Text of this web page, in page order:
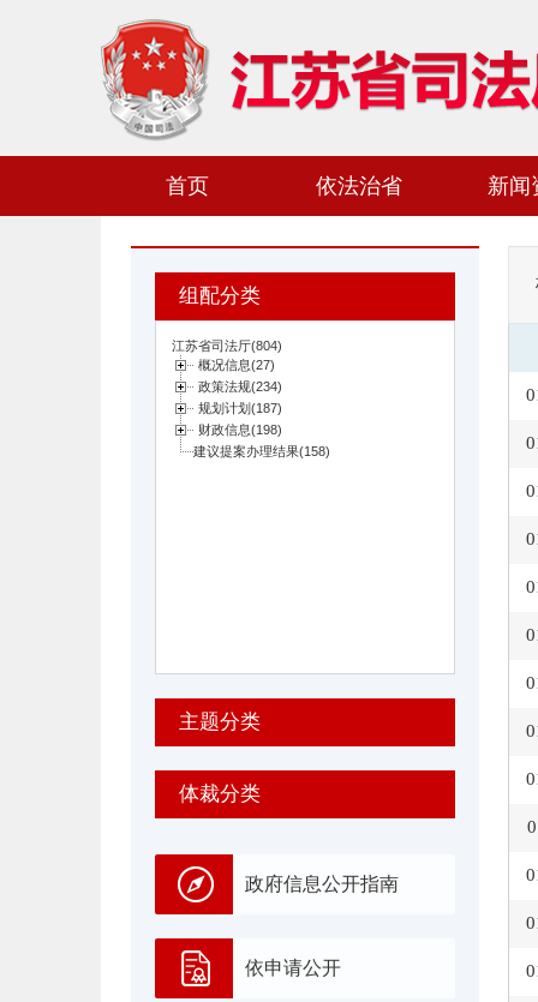
首页 依法治省 新闻
组配分类
主题分类
体裁分类
政府信息公开指南
依申请公开